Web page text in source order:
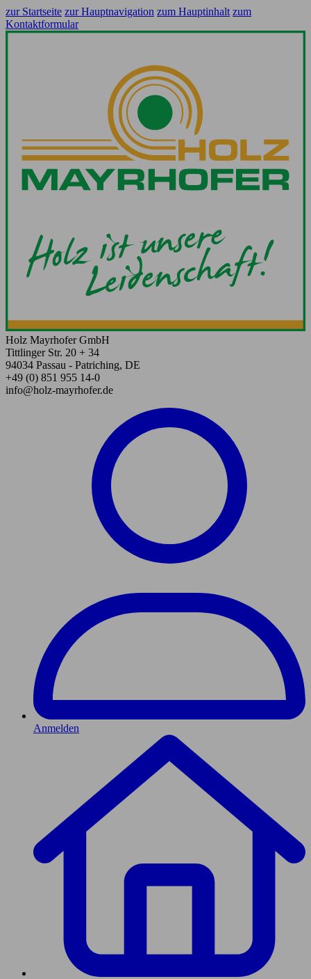
zur Startseite zur Hauptnavigation zum Hauptinhalt zum
Kontaktformular
Holz Mayrhofer GmbH
Tittlinger Str. 20 + 34
94034 Passau - Patriching, DE
+49 (0) 851 955 14-0
info@holz-mayrhofer.de
Anmelden